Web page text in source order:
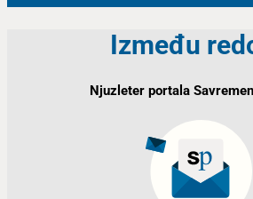
Između
Njuzleter portala